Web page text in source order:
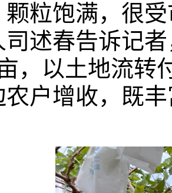
颗粒饱满，很
述春告诉记
，以土地流转
户增收，既